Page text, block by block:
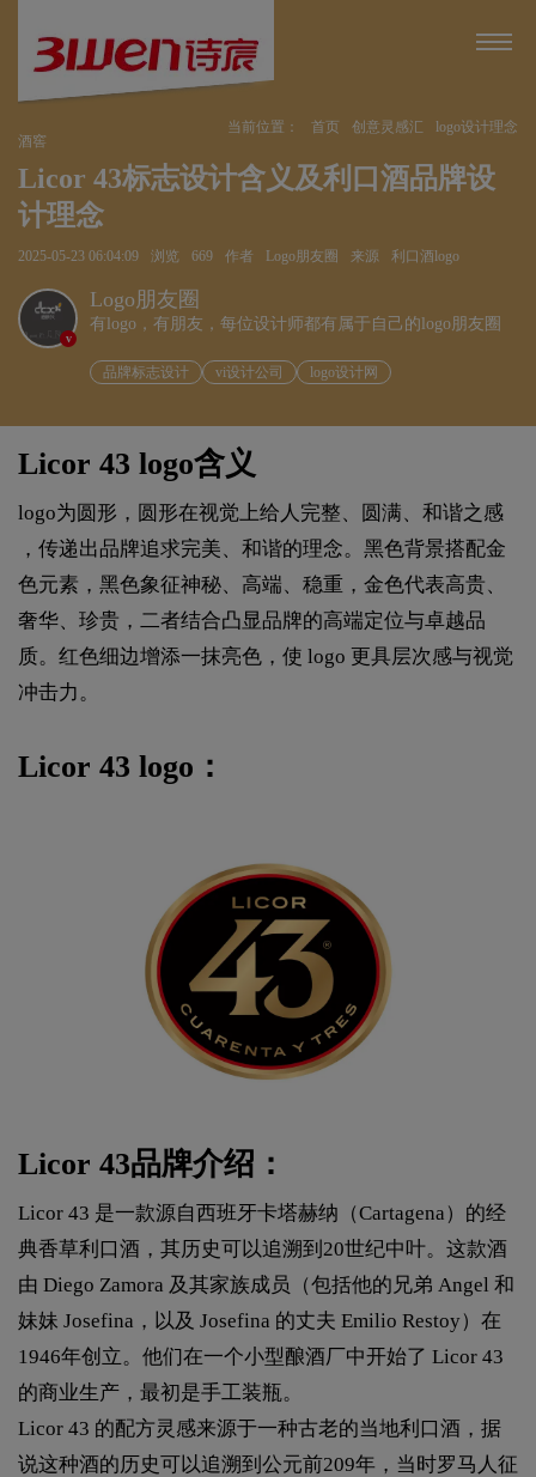
当前位置： 首页 创意灵感汇
logo设计理念
酒窖
Licor 43标志设计含义及利口酒品牌设
计理念
2025-05-23 06:04:09 浏览 669 作者 Logo朋友圈 来源 利口酒logo
v
Logo朋友圈
有logo，有朋友，每位设计师都有属于自己的logo朋友圈
品牌标志设计 vi设计公司 logo设计网
Licor 43 logo含义
logo为圆形，圆形在视觉上给人完整、圆满、和谐之感
，传递出品牌追求完美、和谐的理念。黑色背景搭配金
色元素，黑色象征神秘、高端、稳重，金色代表高贵、
奢华、珍贵，二者结合凸显品牌的高端定位与卓越品
质。红色细边增添一抹亮色，使 logo 更具层次感与视觉
冲击力。
Licor 43 logo：
Licor 43品牌介绍：
Licor 43 是一款源自西班牙卡塔赫纳（Cartagena）的经
典香草利口酒，其历史可以追溯到20世纪中叶。这款酒
由 Diego Zamora 及其家族成员（包括他的兄弟 Angel 和
妹妹 Josefina，以及 Josefina 的丈夫 Emilio Restoy）在
1946年创立。他们在一个小型酿酒厂中开始了 Licor 43
的商业生产，最初是手工装瓶。
Licor 43 的配方灵感来源于一种古老的当地利口酒，据
说这种酒的历史可以追溯到公元前209年，当时罗马人征